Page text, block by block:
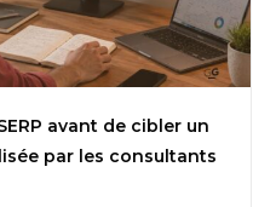
avant de cibler un
par les consultants